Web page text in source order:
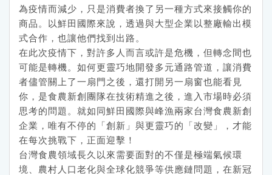
為疫情而減少，只是消費者換了另一種方式來接觸你的
商品。以鮮田國際來說，透過與大型企業以整廠輸出模
式合作，也讓他們找到出路。
在此次疫情下，對許多人而言或許是危機，但轉念間也
可能是轉機。如何更靈巧地開發多元通路管道，讓消費
者儘管關上了一扇門之後，還打開另一扇窗也能看見
你，是食農新創團隊在技術精進之後，進入市場時必須
思考的問題。就如同鮮田國際與峰漁兩家台灣食農新創
企業，唯有不停的「創新」與更靈巧的「改變」，才能
在每次挑戰下，正面迎擊！
台灣食農領域長久以來需要面對的不僅是極端氣候環
境、農村人口老化與全球化競爭等供應鏈問題，在新冠